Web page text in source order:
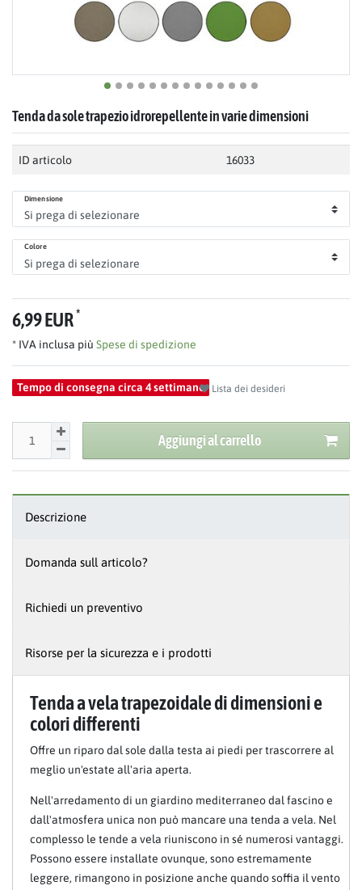
Tenda da sole trapezio idrorepellente in varie dimensioni
ID articolo 16033
Dimensione
Colore
6,99 EUR*
* IVA inclusa più Spese di spedizione
Tempo di consegna circa 4 settimane Lista dei desideri
Aggiungi al carrello
Descrizione
Domanda sull articolo?
Richiedi un preventivo
Risorse per la sicurezza e i prodotti
Tenda a vela trapezoidale di dimensioni e
colori differenti
Offre un riparo dal sole dalla testa ai piedi per trascorrere al
meglio un'estate all'aria aperta.
Nell'arredamento di un giardino mediterraneo dal fascino e
dall'atmosfera unica non può mancare una tenda a vela. Nel
complesso le tende a vela riuniscono in sé numerosi vantaggi.
Possono essere installate ovunque, sono estremamente
leggere, rimangono in posizione anche quando soffia il vento